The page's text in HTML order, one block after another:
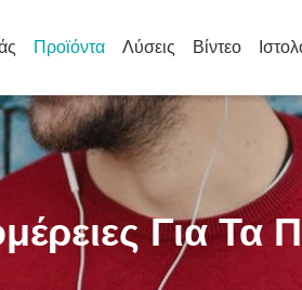
Προϊόντα Λύσεις Βίντεο
Για Τα